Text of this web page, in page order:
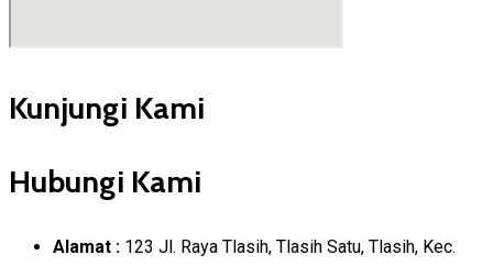
Kunjungi Kami
Hubungi Kami
Alamat : 123 Jl. Raya Tlasih, Tlasih Satu, Tlasih, Kec.